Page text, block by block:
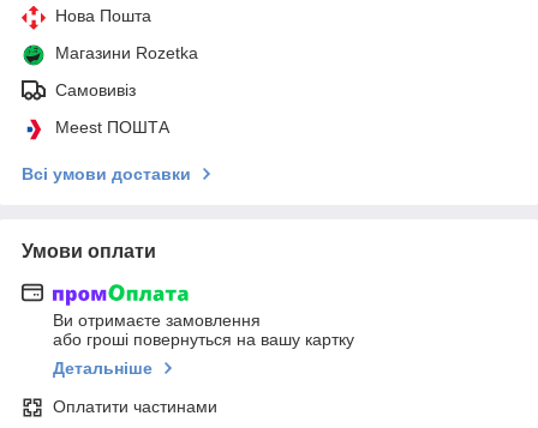
Нова Пошта
Магазини Rozetka
Самовивіз
Meest ПОШТА
Всі умови доставки
Умови оплати
Ви отримаєте замовлення
або гроші повернуться на вашу картку
Детальніше
Оплатити частинами